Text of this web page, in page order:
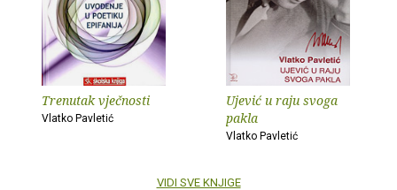
Trenutak vječnosti
Vlatko Pavletić
Ujević u raju svoga
pakla
Vlatko Pavletić
VIDI SVE KNJIGE